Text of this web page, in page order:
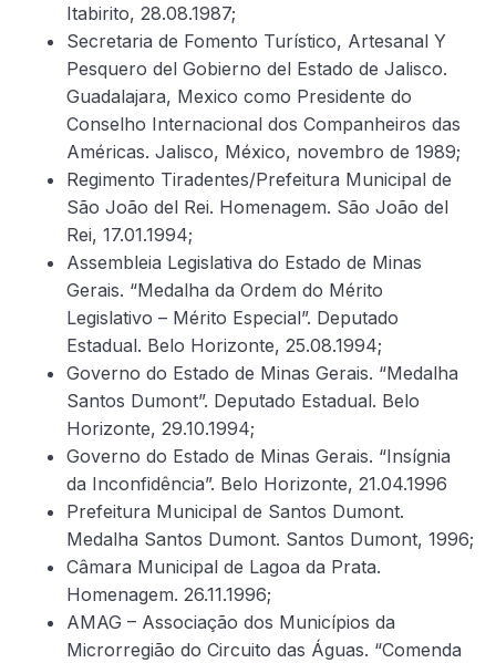
Itabirito, 28.08.1987;
Secretaria de Fomento Turístico, Artesanal Y
Pesquero del Gobierno del Estado de Jalisco.
Guadalajara, Mexico como Presidente do
Conselho Internacional dos Companheiros das
Américas. Jalisco, México, novembro de 1989;
Regimento Tiradentes/Prefeitura Municipal de
São João del Rei. Homenagem. São João del
Rei, 17.01.1994;
Assembleia Legislativa do Estado de Minas
Gerais. “Medalha da Ordem do Mérito
Legislativo – Mérito Especial”. Deputado
Estadual. Belo Horizonte, 25.08.1994;
Governo do Estado de Minas Gerais. “Medalha
Santos Dumont”. Deputado Estadual. Belo
Horizonte, 29.10.1994;
Governo do Estado de Minas Gerais. “Insígnia
da Inconfidência”. Belo Horizonte, 21.04.1996
Prefeitura Municipal de Santos Dumont.
Medalha Santos Dumont. Santos Dumont, 1996;
Câmara Municipal de Lagoa da Prata.
Homenagem. 26.11.1996;
AMAG – Associação dos Municípios da
Microrregião do Circuito das Águas. “Comenda